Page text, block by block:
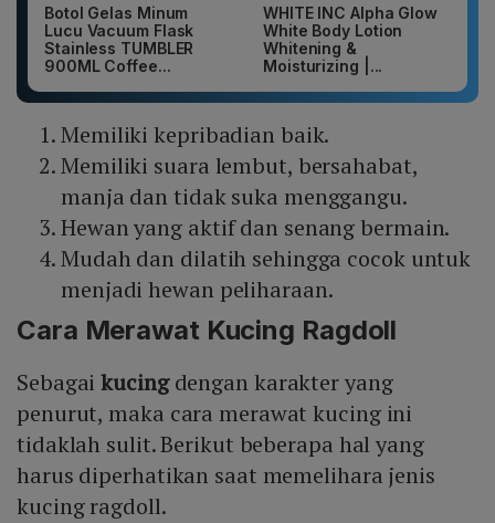
Botol Gelas Minum
Lucu Vacuum Flask
Stainless TUMBLER
900ML Coffee...
WHITE INC Alpha Glow
White Body Lotion
Whitening &
Moisturizing |...
Memiliki kepribadian baik.
Memiliki suara lembut, bersahabat,
manja dan tidak suka menggangu.
Hewan yang aktif dan senang bermain.
Mudah dan dilatih sehingga cocok untuk
menjadi hewan peliharaan.
Cara Merawat Kucing Ragdoll
Sebagaikucingdengan karakter yang
penurut, maka cara merawat kucing ini
tidaklah sulit. Berikut beberapa hal yang
harus diperhatikan saat memelihara jenis
kucing ragdoll.